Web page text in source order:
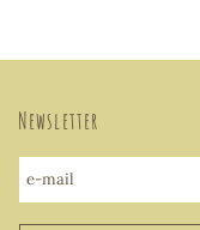
Newsletter
e-mail